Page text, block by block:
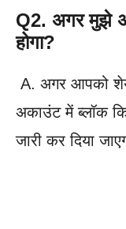
Q2. अगर मुझे
होगा?
A. अगर आपको
अकाउंट में ब्लॉक
जारी कर दिया